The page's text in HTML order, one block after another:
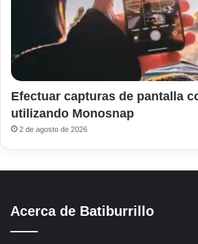
Efectuar capturas de pantalla
utilizando Monosnap
2 de agosto de 2026
Acerca de Batiburrillo